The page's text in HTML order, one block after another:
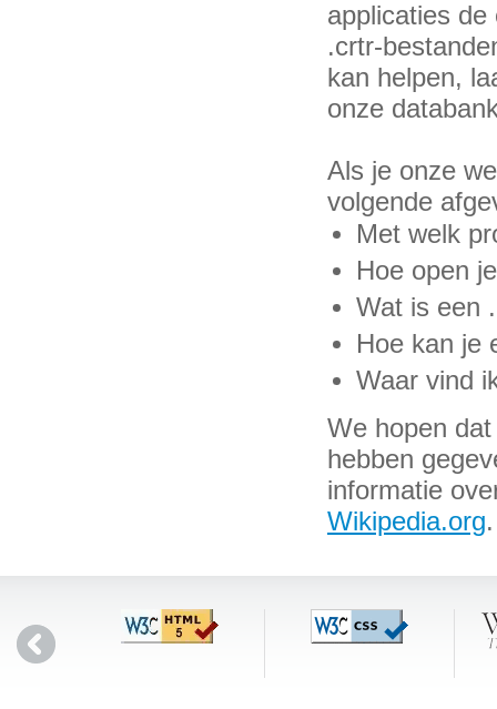
applicaties
.crtr-
kan helpen,
onze
Als je onze
volgende
Met welk
Hoe open
Wat is een
Hoe kan je
Waar vind
We hopen
hebben
informatie
Wikipedia.org.